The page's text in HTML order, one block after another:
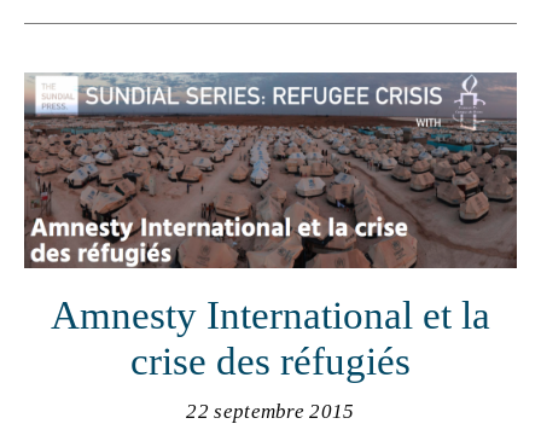
Amnesty International et la
crise des réfugiés
22 septembre 2015